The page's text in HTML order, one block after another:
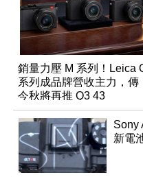
銷量力壓 M 系列！Leica
系列成品牌營收主力，傳
今秋將再推 Q3 43
Monochrom
Sony
新電